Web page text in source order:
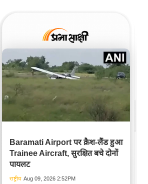
Baramati Airport पर क्रैश-लैंड हुआ
Trainee Aircraft, सुरक्षित बचे दोनों
पायलट
राष्ट्रीय Aug 09, 2026 2:52PM